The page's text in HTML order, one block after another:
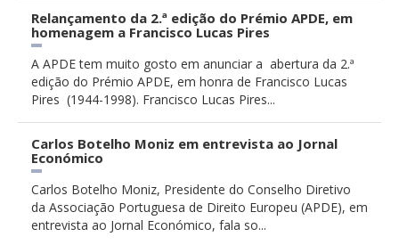
Relançamento da 2.ª edição do Prémio APDE, em
homenagem a Francisco Lucas Pires
A APDE tem muito gosto em anunciar a abertura da 2.ª
edição do Prémio APDE, em honra de Francisco Lucas
Pires (1944-1998). Francisco Lucas Pires...
Carlos Botelho Moniz em entrevista ao Jornal
Económico
Carlos Botelho Moniz, Presidente do Conselho Diretivo
da Associação Portuguesa de Direito Europeu (APDE), em
entrevista ao Jornal Económico, fala so...